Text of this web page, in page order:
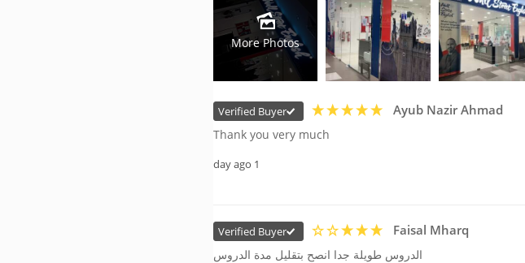
More Photos
Ayub Nazir Ahmad
Verified Buyer
Thank you very much
1 day ago
Faisal Mharq
Verified Buyer
الدروس طويلة جدا انصح بتقليل مدة الدروس